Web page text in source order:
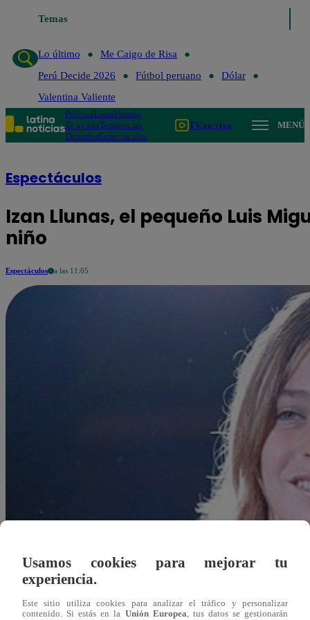
Temas
Lo último
Me Caigo de Risa
Perú Decide 2026
Fútbol peruano
Dólar
Valentina Valiente
PolíticaLimaMundo
Te ayudoTendencias
DeportesEspectáculos
TV en vivo MENÚ
Espectáculos
Izan Llunas, el pequeño Luis
niño
Espectáculos a las 11:05
Redacción Latina
Usamos cookies para mejorar tu
experiencia.
Este sitio utiliza cookies para analizar el tráfico y personalizar
contenido. Si estás en la Unión Europea, tus datos se gestionarán